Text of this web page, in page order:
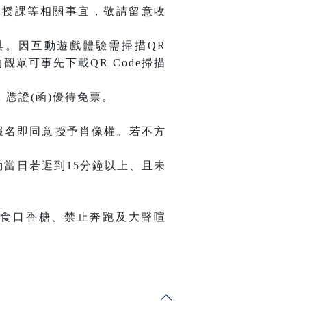
課等相關事宜，敬請留意收
。因互動遊戲體驗需掃描QR
眾可事先下載QR Code掃描
證(函)優待免票。
即同意授予肖像權。若不方
當日若遲到15分鐘以上、且未
口香糖、禁止奔跑及大聲喧